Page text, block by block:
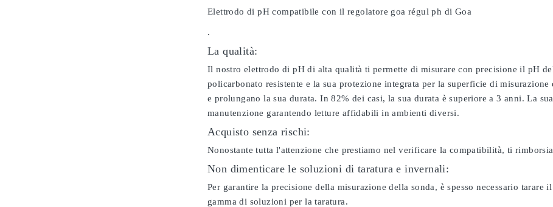
Elettrodo di pH compatibile con il regolatore goa régul ph di Goa
.
La qualità:
Il nostro elettrodo di pH di alta qualità ti permette di misurare con precisione il pH
policarbonato resistente e la sua protezione integrata per la superficie di
e prolungano la sua durata. In 82% dei casi, la sua durata è superiore a 3 anni. La
manutenzione garantendo letture affidabili in ambienti diversi.
Acquisto senza rischi:
Nonostante tutta l'attenzione che prestiamo nel verificare la compatibilità, ti
Non dimenticare le soluzioni di taratura e invernali:
Per garantire la precisione della misurazione della sonda, è spesso necessario
gamma di soluzioni per la taratura.